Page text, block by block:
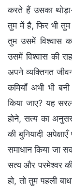
करते हैं उसका
तुम में है, फिर भी तुम
तुम उसमें विश्वास
उसमें विश्वास की
अपने व्यक्तिगत
कमियाँ अभी भी
किया जाए? यह
होने, सत्य का
की बुनियादी
समाधान किया जा
सत्य और परमेश्वर
हो, तो तुम पहली